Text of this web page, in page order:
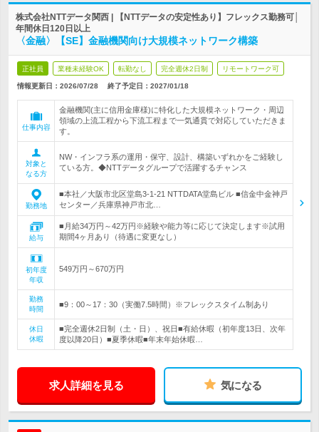
株式会社NTTデータ関西 | 【NTTデータの安定性あり】フレックス勤務可│
年間休日120日以上
〈金融〉【SE】金融機関向け大規模ネットワーク構築
正社員 業種未経験OK 転勤なし 完全週休2日制 リモートワーク可
情報更新日：2026/07/28 終了予定日： 2027/01/18
仕事内容
金融機関(主に信用金庫様)に特化した大規模ネットワーク・周辺
領域の上流工程から下流工程まで一気通貫で対応していただきま
す。
対象と
なる方
NW・インフラ系の運用・保守、設計、構築いずれかをご経験し
ている方。◆NTTデータグループで活躍するチャンス
勤務地
■本社／大阪市北区堂島3-1-21 NTTDATA堂島ビル ■信金中金神戸
センター／兵庫県神戸市北…
給与
■月給34万円～42万円※経験や能力等に応じて決定します※試用
期間4ヶ月あり（待遇に変更なし）
初年度
年収
549万円～670万円
勤務
時間
■9：00～17：30（実働7.5時間）※フレックスタイム制あり
休日
休暇
■完全週休2日制（土・日）、祝日■有給休暇（初年度13日、次年
度以降20日）■夏季休暇■年末年始休暇…
求人詳細を見る 気になる